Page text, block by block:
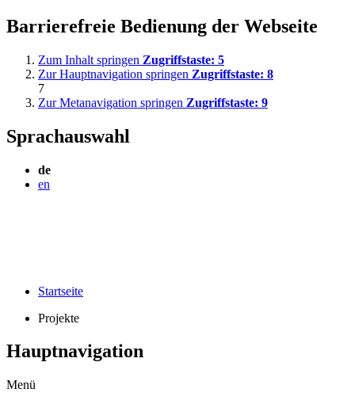
Barrierefreie Bedienung der Webseite
Zum Inhalt springen Zugriffstaste: 5
Zur Hauptnavigation springen Zugriffstaste: 8
7
Zur Metanavigation springen Zugriffstaste: 9
Sprachauswahl
de
en
Startseite
Projekte
Hauptnavigation
Menü